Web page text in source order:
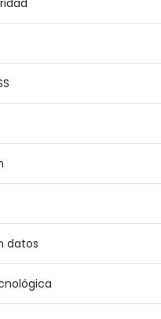
datos